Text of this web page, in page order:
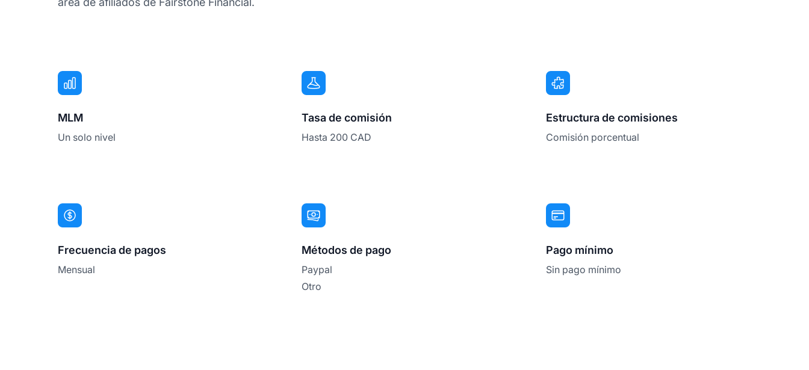
MLM
Un solo nivel
Tasa de comisión
Hasta 200 CAD
Estructura de comisiones
Comisión porcentual
Frecuencia de pagos
Mensual
Métodos de pago
Paypal
Otro
Pago mínimo
Sin pago mínimo